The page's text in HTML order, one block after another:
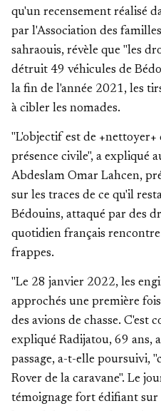
qu'un recensement réalisé
par l'Association des
sahraouis, révèle que "les
détruit 49 véhicules de
la fin de l'année 2021, les
à cibler les nomades.
"L'objectif est de +nettoyer+
présence civile", a expliqué
Abdeslam Omar Lahcen,
sur les traces de ce qu'il
Bédouins, attaqué par des
quotidien français
frappes.
"Le 28 janvier 2022, les
approchés une première
des avions de chasse. C'est
expliqué Radijatou, 69 ans,
passage, a-t-elle poursuivi,
Rover de la caravane". Le
témoignage fort édifiant sur